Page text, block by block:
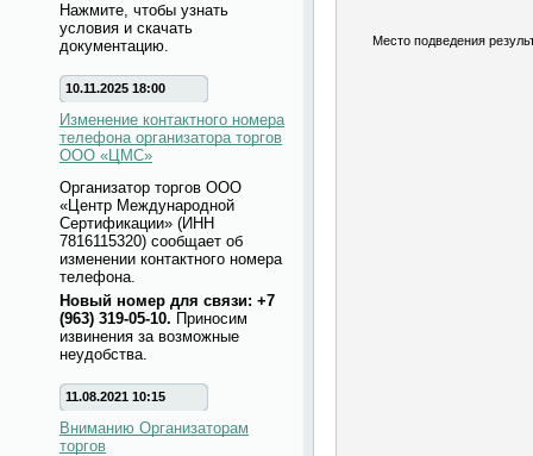
Нажмите, чтобы узнать
условия и скачать
документацию.
10.11.2025 18:00
Изменение контактного номера
телефона организатора торгов
ООО «ЦМС»
Организатор торгов ООО
«Центр Международной
Сертификации» (ИНН
7816115320) сообщает об
изменении контактного номера
телефона.
Новый номер для связи: +7
(963) 319-05-10. Приносим
извинения за возможные
неудобства.
11.08.2021 10:15
Вниманию Организаторам
торгов
Место подведения